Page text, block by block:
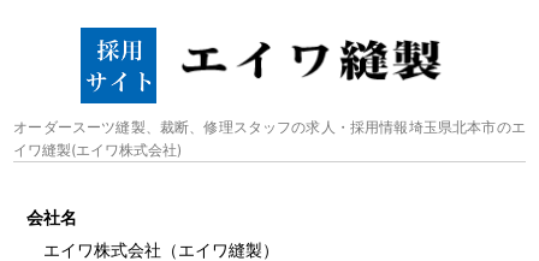
オーダースーツ縫製、裁断、修理スタッフの求人・採用情報埼玉県北本市のエ
イワ縫製(エイワ株式会社)
会社名
エイワ株式会社（エイワ縫製）